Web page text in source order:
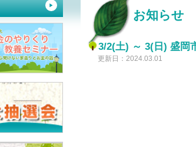
ト ▶
お知らせ
3/2(土) ～ 3(日) 盛岡
更新日：2024.03.01